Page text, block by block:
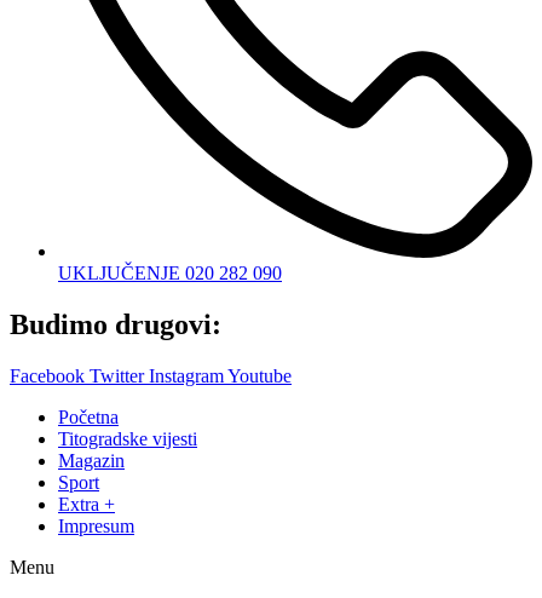
UKLJUČENJE 020 282 090
Budimo drugovi:
Facebook Twitter InstagramYoutube
Početna
Titogradske vijesti
Magazin
Sport
Extra +
Impresum
Menu